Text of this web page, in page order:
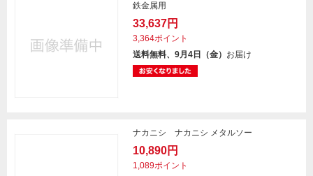
鉄金属用
33,637円
3,364ポイント
送料無料、9月4日（金） お届け
ナカニシ ナカニシ メタルソー
10,890円
1,089ポイント